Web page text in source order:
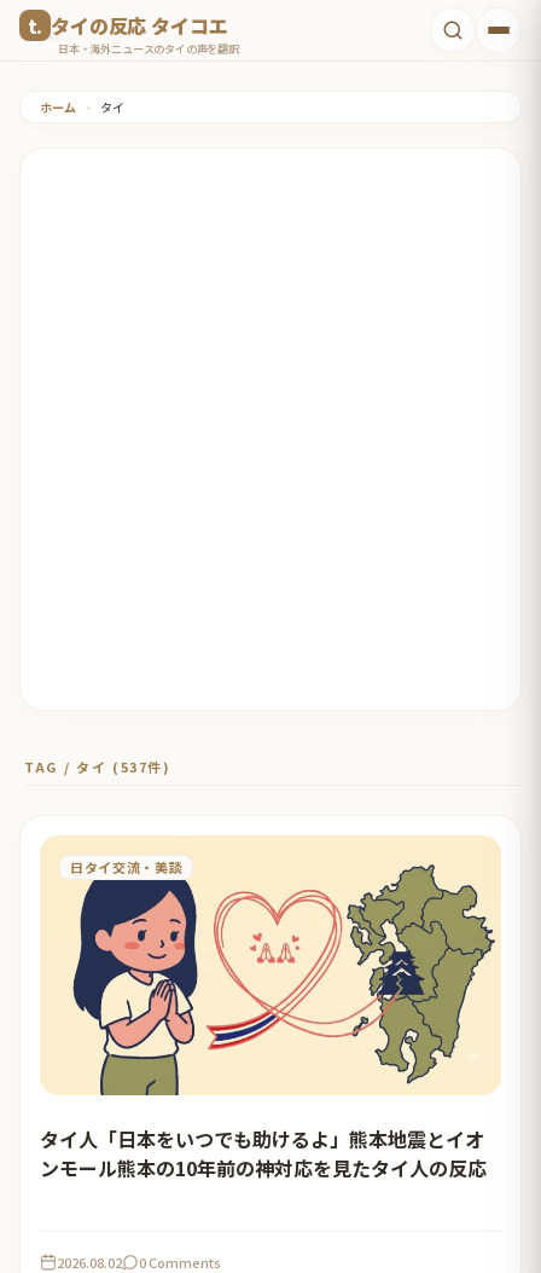
タイの反応 タイコエ
日本・海外ニュースのタイの声を翻訳
ホーム • タイ
TAG / タイ (537件)
日タイ交流・美談
タイ人「日本をいつでも助けるよ」熊本地震とイオ
ンモール熊本の10年前の神対応を見たタイ人の反応
2026.08.02 0 Comments